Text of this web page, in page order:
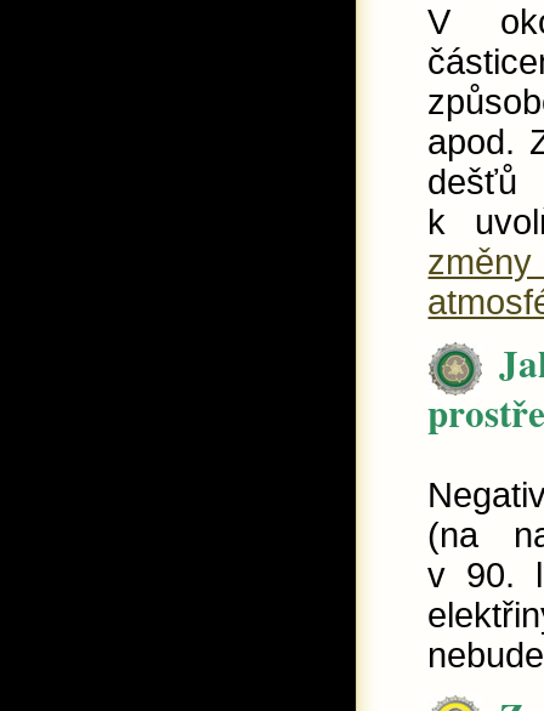
V
apod.
k
(na
v 90.